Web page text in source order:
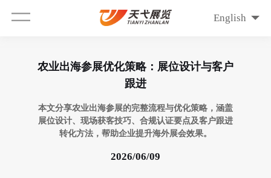
English
农业出海参展优化策略：展位设计与客户
跟进
本文分享农业出海参展的完整流程与优化策略，涵盖
展位设计、现场获客技巧、合规认证要点及客户跟进
转化方法，帮助企业提升海外展会效果。
2026/06/09